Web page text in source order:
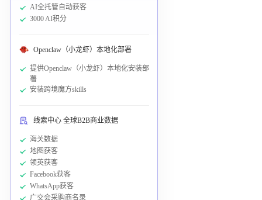
AI全托管自动获客
3000 AI积分
Openclaw（小龙虾）本地化部署
提供Openclaw（小龙虾）本地化安装部
署
安装跨境魔方skills
线索中心 全球B2B商业数据
海关数据
地图获客
领英获客
Facebook获客
WhatsApp获客
广交会采购商名录